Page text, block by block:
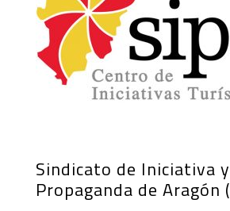
Sindicato de Iniciativa y
Propaganda de Aragón